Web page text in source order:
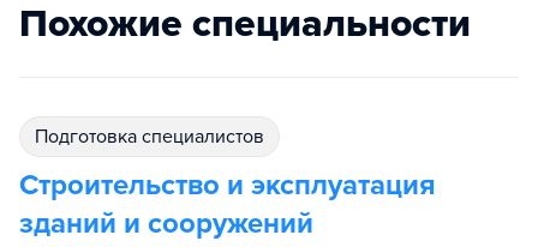
Похожие специальности
подготовка специалистов
Строительство и эксплуатация
зданий и сооружений